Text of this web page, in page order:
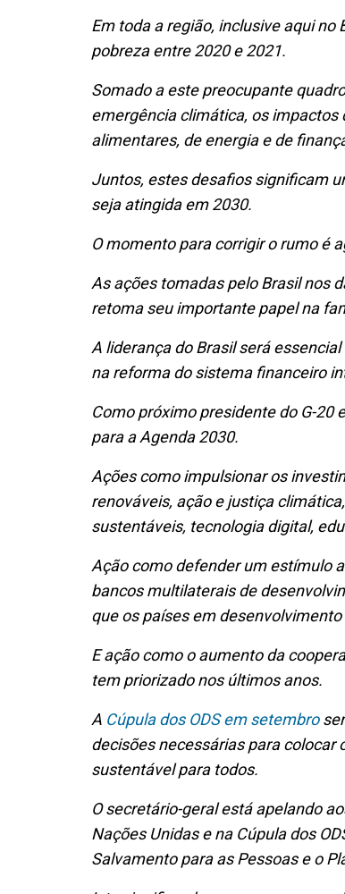
Em toda a região, inclusive aqui
pobreza entre 2020 e 2021.
Somado a este preocupante
emergência climática, os impactos
alimentares, de energia e de
Juntos, estes desafios significam
seja atingida em 2030.
O momento para corrigir o rumo é
As ações tomadas pelo Brasil nos
retoma seu importante papel na
A liderança do Brasil será
na reforma do sistema financeiro
Como próximo presidente do G-20
para a Agenda 2030.
Ações como impulsionar os
renováveis, ação e justiça
sustentáveis, tecnologia digital,
Ação como defender um estímulo
bancos multilaterais de
que os países em
E ação como o aumento da
tem priorizado nos últimos anos.
A Cúpula dos ODS em setembro
decisões necessárias para colocar
sustentável para todos.
O secretário-geral está apelando
Nações Unidas e na Cúpula dos
Salvamento para as Pessoas e o